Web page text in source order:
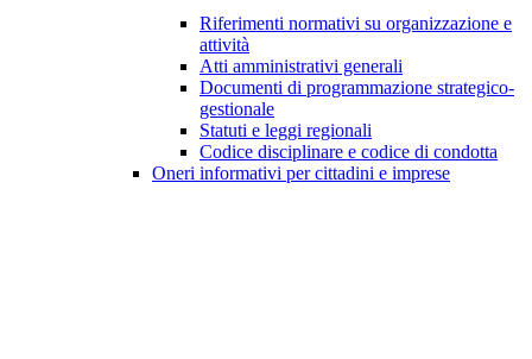
Riferimenti normativi su organizzazione e
attività
Atti amministrativi generali
Documenti di programmazione strategico-
gestionale
Statuti e leggi regionali
Codice disciplinare e codice di condotta
Oneri informativi per cittadini e imprese